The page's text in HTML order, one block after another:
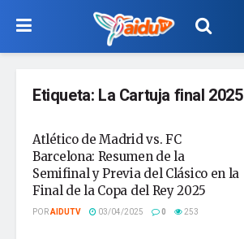
Etiqueta: La Cartuja final 2025
Atlético de Madrid vs. FC
Barcelona: Resumen de la
Semifinal y Previa del Clásico en la
Final de la Copa del Rey 2025
PORAIDUTV 03/04/2025 0 253